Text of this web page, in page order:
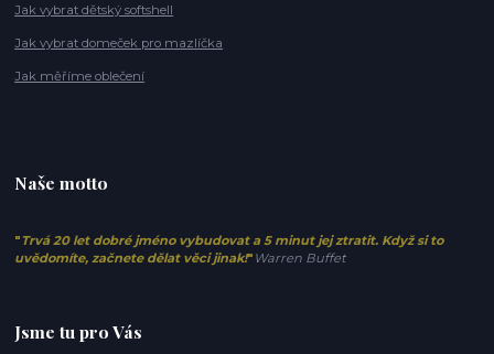
Jak vybrat dětský softshell
Jak vybrat domeček pro mazlíčka
Jak měříme oblečení
Naše motto
" Trvá 20 let dobré jméno vybudovat a 5 minut jej ztratit. Když si to
uvědomíte, začnete dělat věci jinak!" Warren Buffet
Jsme tu pro Vás